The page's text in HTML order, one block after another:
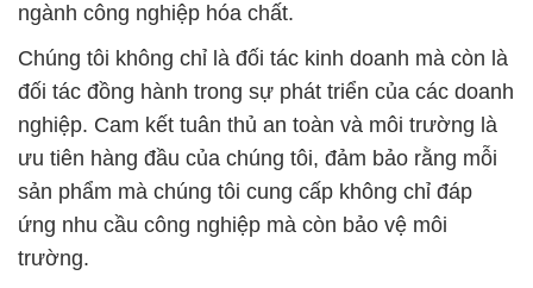
ngành công nghiệp hóa chất.
Chúng tôi không chỉ là đối tác kinh doanh mà còn là
đối tác đồng hành trong sự phát triển của các doanh
nghiệp. Cam kết tuân thủ an toàn và môi trường là
ưu tiên hàng đầu của chúng tôi, đảm bảo rằng mỗi
sản phẩm mà chúng tôi cung cấp không chỉ đáp
ứng nhu cầu công nghiệp mà còn bảo vệ môi
trường.